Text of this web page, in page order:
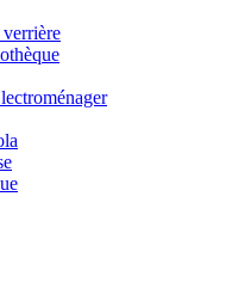
verrière